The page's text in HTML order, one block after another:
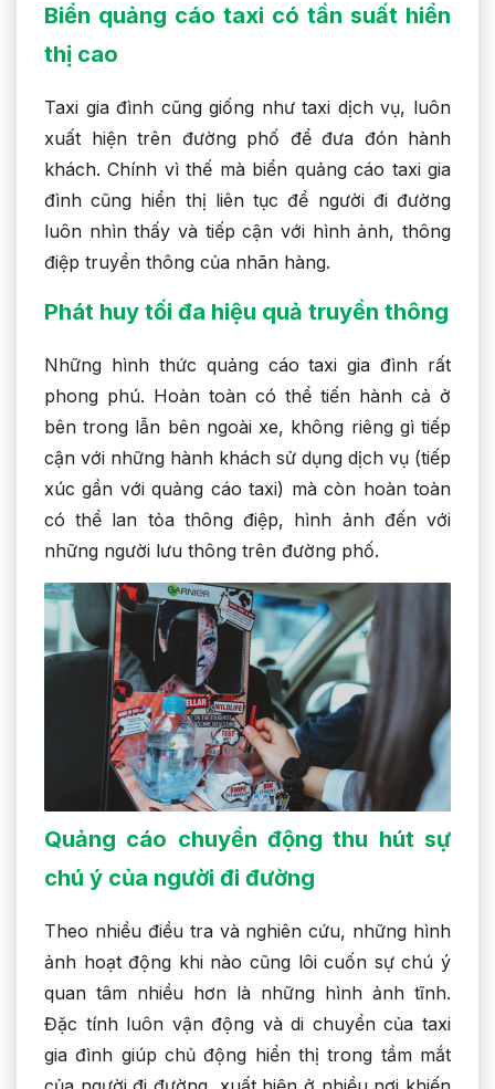
Biển quảng cáo taxi có tần suất hiển
thị cao
Taxi gia đình cũng giống như taxi dịch vụ, luôn
xuất hiện trên đường phố để đưa đón hành
khách. Chính vì thế mà biển quảng cáo taxi gia
đình cũng hiển thị liên tục để người đi đường
luôn nhìn thấy và tiếp cận với hình ảnh, thông
điệp truyền thông của nhãn hàng.
Phát huy tối đa hiệu quả truyền thông
Những hình thức quảng cáo taxi gia đình rất
phong phú. Hoàn toàn có thể tiến hành cả ở
bên trong lẫn bên ngoài xe, không riêng gì tiếp
cận với những hành khách sử dụng dịch vụ (tiếp
xúc gần với quảng cáo taxi) mà còn hoàn toàn
có thể lan tỏa thông điệp, hình ảnh đến với
những người lưu thông trên đường phố.
Quảng cáo chuyển động thu hút sự
chú ý của người đi đường
Theo nhiều điều tra và nghiên cứu, những hình
ảnh hoạt động khi nào cũng lôi cuốn sự chú ý
quan tâm nhiều hơn là những hình ảnh tĩnh.
Đặc tính luôn vận động và di chuyển của taxi
gia đình giúp chủ động hiển thị trong tầm mắt